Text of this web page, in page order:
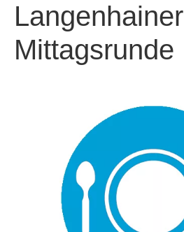
Langenhainer
Mittagsrunde